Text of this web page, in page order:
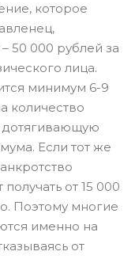
которое
50 000 рублей за
лица.
минимум 6-9
количество
дотягивающую
Если тот же
от 15 000
Поэтому многие
именно на
от